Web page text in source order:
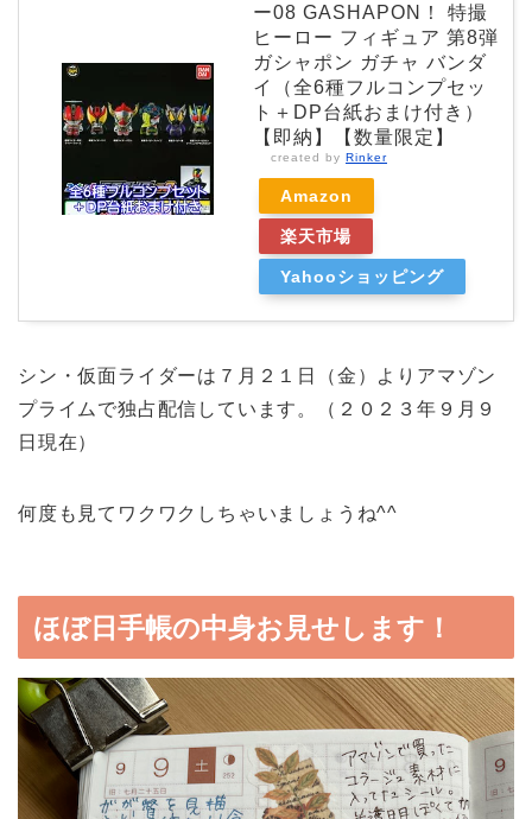
ー08 GASHAPON！ 特撮
ヒーロー フィギュア 第8弾
ガシャポン ガチャ バンダ
イ（全6種フルコンプセッ
ト＋DP台紙おまけ付き）
【即納】【数量限定】
created by Rinker
Amazon
楽天市場
Yahooショッピング
シン・仮面ライダーは７月２１日（金）よりアマゾン
プライムで独占配信しています。（２０２３年９月９
日現在）
何度も見てワクワクしちゃいましょうね^^
ほぼ日手帳の中身お見せします！